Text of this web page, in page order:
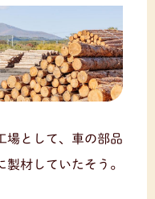
場として、車の部品
材していたそう。